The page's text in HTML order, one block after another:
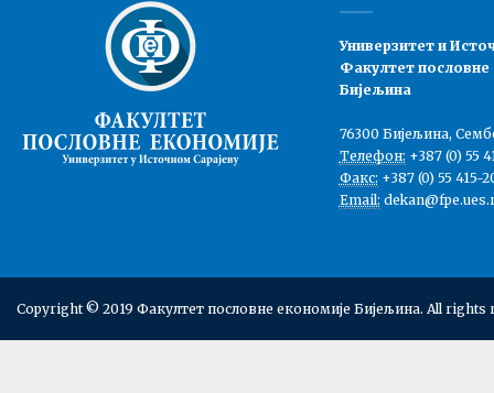
Универзитет и
Факултет пословне
Бијељина
76300 Бијељина,
Телефон: +387 (0) 55
Факс: +387 (0) 55 415-
Email:
Copyright © 2019 Факултет пословне економије Бијељина. All rights